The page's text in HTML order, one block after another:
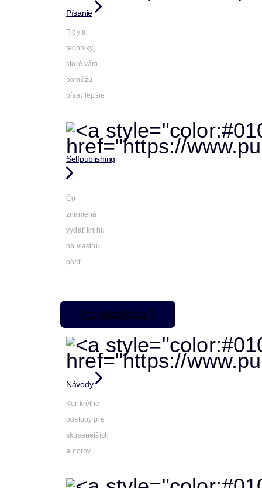
Písanie
Tipy a
techniky,
ktoré vám
pomôžu
písať lepšie
Selfpublishing
Čo
znamená
vydať knihu
na vlastnú
päsť
Pre pokročilých
Návody
Konkrétne
postupy pre
skúsenejších
autorov